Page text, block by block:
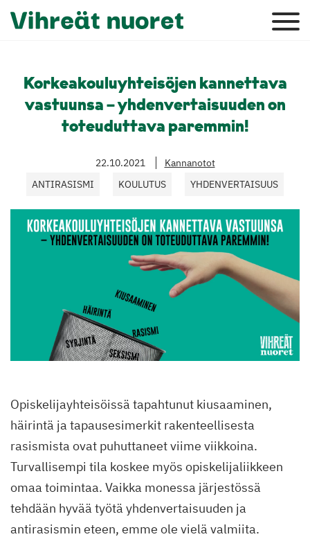
Korkeakouluyhteisöjen kannettava
vastuunsa – yhdenvertaisuuden on
toteuduttava paremmin!
22.10.2021
Kannanotot
ANTIRASISMI
KOULUTUS YHDENVERTAISUUS
Opiskelijayhteisöissä tapahtunut kiusaaminen,
häirintä ja tapausesimerkit rakenteellisesta
rasismista ovat puhuttaneet viime viikkoina.
Turvallisempi tila koskee myös opiskelijaliikkeen
omaa toimintaa. Vaikka monessa järjestössä
tehdään hyvää työtä yhdenvertaisuuden ja
antirasismin eteen, emme ole vielä valmiita.